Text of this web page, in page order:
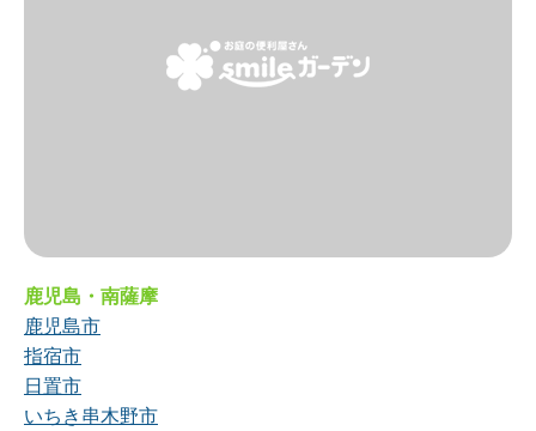
鹿児島・南薩摩
鹿児島市
指宿市
日置市
いちき串木野市